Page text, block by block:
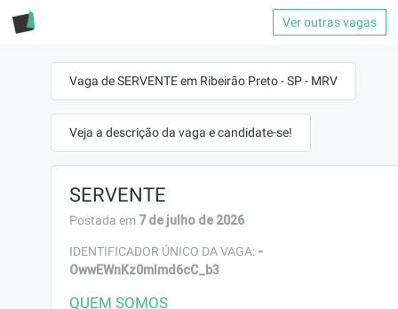
Ver outras vagas
Vaga de SERVENTE em Ribeirão Preto - SP - MRV
Veja a descrição da vaga e candidate-se!
SERVENTE
Postada em 7 de julho de 2026
IDENTIFICADOR ÚNICO DA VAGA: -
OwwEWnKz0mlmd6cC_b3
QUEM SOMOS